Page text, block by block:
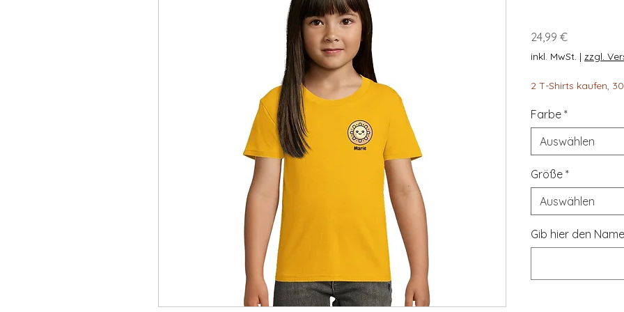
24,99 €Preis
inkl. MwSt. | zzgl.
2 T-Shirts kaufen,
Farbe *
Auswählen
Größe *
Auswählen
Gib hier den